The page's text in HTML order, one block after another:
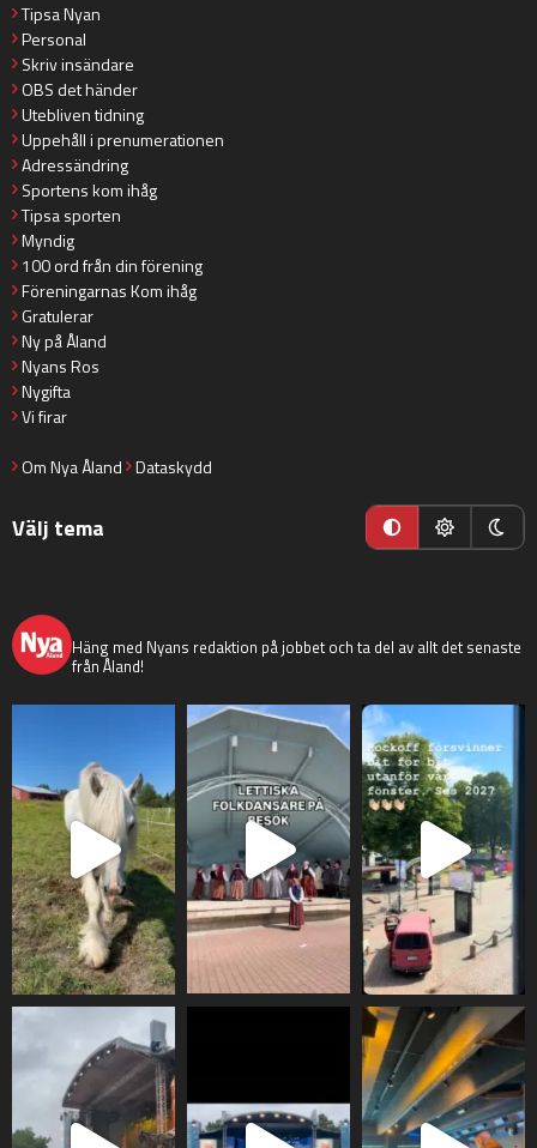
Tipsa Nyan
Personal
Skriv insändare
OBS det händer
Utebliven tidning
Uppehåll i prenumerationen
Adressändring
Sportens kom ihåg
Tipsa sporten
Myndig
100 ord från din förening
Föreningarnas Kom ihåg
Gratulerar
Ny på Åland
Nyans Ros
Nygifta
Vi firar
Om Nya Åland Dataskydd
Välj tema
Häng med Nyans redaktion på jobbet och ta del av allt det senaste
från Åland!